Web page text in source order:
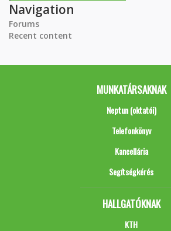
Navigation
Forums
Recent content
MUNKATÁRSAKNAK
Neptun (oktatói)
Telefonkönyv
Kancellária
Segítségkérés
HALLGATÓKNAK
KTH